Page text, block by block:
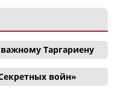
Таргариену
войн»